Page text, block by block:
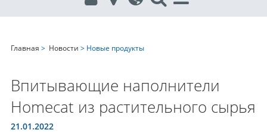
Главная > Новости > Новые продукты
Впитывающие наполнители
Homecat из растительного сырья
21.01.2022